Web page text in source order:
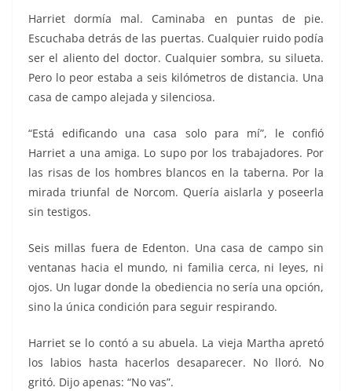
Harriet dormía mal. Caminaba en puntas de pie.
Escuchaba detrás de las puertas. Cualquier ruido podía
ser el aliento del doctor. Cualquier sombra, su silueta.
Pero lo peor estaba a seis kilómetros de distancia. Una
casa de campo alejada y silenciosa.
“Está edificando una casa solo para mí”, le confió
Harriet a una amiga. Lo supo por los trabajadores. Por
las risas de los hombres blancos en la taberna. Por la
mirada triunfal de Norcom. Quería aislarla y poseerla
sin testigos.
Seis millas fuera de Edenton. Una casa de campo sin
ventanas hacia el mundo, ni familia cerca, ni leyes, ni
ojos. Un lugar donde la obediencia no sería una opción,
sino la única condición para seguir respirando.
Harriet se lo contó a su abuela. La vieja Martha apretó
los labios hasta hacerlos desaparecer. No lloró. No
gritó. Dijo apenas: “No vas”.